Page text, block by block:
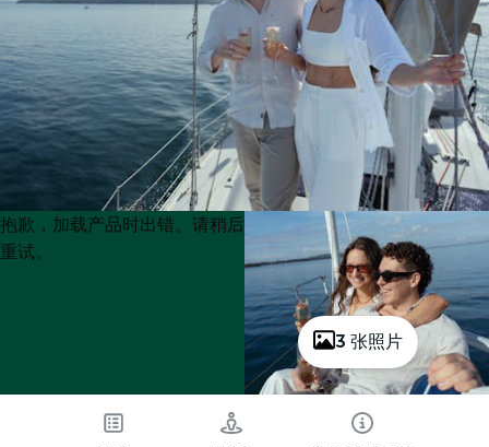
3 张照片
Product
List
Product
List
抱歉，加载产品时出错。请稍后
重试。